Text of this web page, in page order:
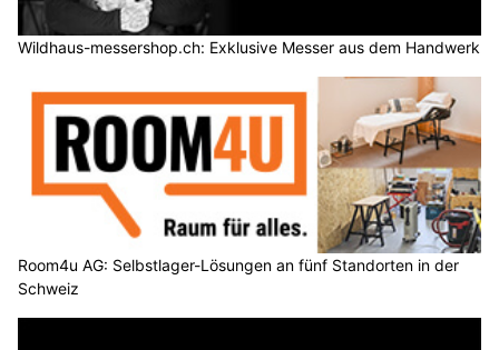
Wildhaus-messershop.ch: Exklusive Messer aus dem Handwerk
Room4u AG: Selbstlager-Lösungen an fünf Standorten in der
Schweiz